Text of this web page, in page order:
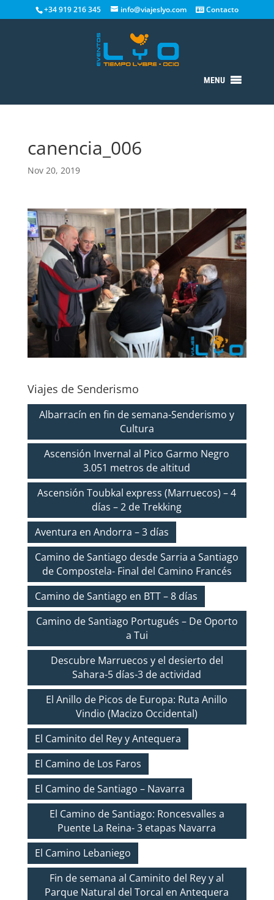
+34 919 216 345 info@viajeslyo.com Contacto
MENU
canencia_006
Nov 20, 2019
Viajes de Senderismo
Albarracín en fin de semana-Senderismo y
Cultura
Ascensión Invernal al Pico Garmo Negro
3.051 metros de altitud
Ascensión Toubkal express (Marruecos) – 4
días – 2 de Trekking
Aventura en Andorra – 3 días
Camino de Santiago desde Sarria a Santiago
de Compostela- Final del Camino Francés
Camino de Santiago en BTT – 8 días
Camino de Santiago Portugués – De Oporto
a Tui
Descubre Marruecos y el desierto del
Sahara-5 días-3 de actividad
El Anillo de Picos de Europa: Ruta Anillo
Vindio (Macizo Occidental)
El Caminito del Rey y Antequera
El Camino de Los Faros
El Camino de Santiago – Navarra
El Camino de Santiago: Roncesvalles a
Puente La Reina- 3 etapas Navarra
El Camino Lebaniego
Fin de semana al Caminito del Rey y al
Parque Natural del Torcal en Antequera